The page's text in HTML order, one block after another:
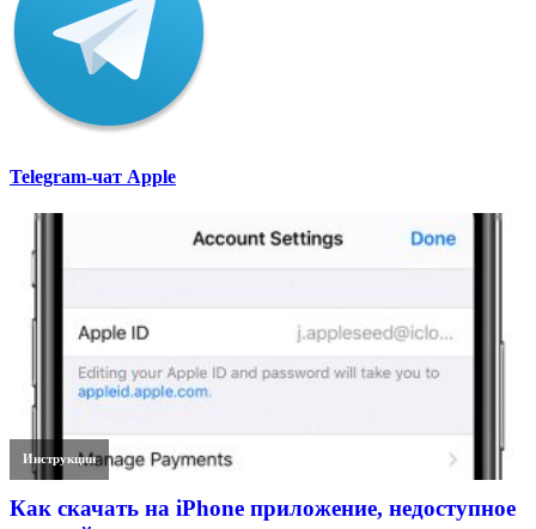
Telegram-чат Apple
Инструкции
Как скачать на iPhone приложение, недоступное